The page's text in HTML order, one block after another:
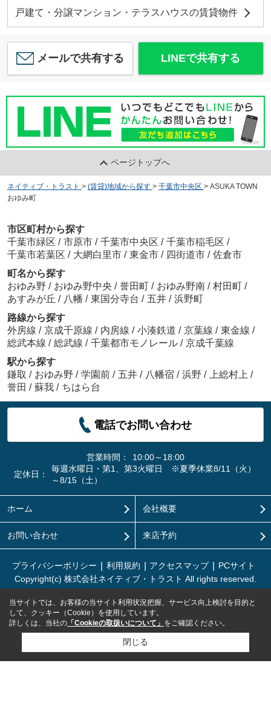
戸建て・分譲マンション・テラスハウスの賃貸物件
メールで共有する LINEで共有する
ページトップへ
ネイティブ・トラスト > (賃貸)地域から探す > 千葉市中央区 > ASUKA TOWN
おゆみ町
市区町村から探す
千葉市緑区 / 市原市 / 千葉市中央区 / 千葉市稲毛区 /
千葉市若葉区 / 大網白里市 / 東金市 / 四街道市 / 佐倉市
町名から探す
おゆみ野 / おゆみ野中央 / 誉田町 / おゆみ野南 / 村田町 /
あすみが丘 / 八幡 / 東国分寺台 / 五井 / 浜野町
路線から探す
外房線 / 京成千原線 / 内房線 / 小湊鉄道 / 京葉線 / 東金線 /
総武本線 / 総武線 / 千葉都市モノレール / 京成千葉線
駅から探す
鎌取 / おゆみ野 / 学園前 / 五井 / 八幡宿 / 浜野 / 上総村上 /
誉田 / 蘇我 / ちはら台
電話でお問い合わせ
営業時間：
10:00～18:00
定休日：
毎週水曜日・第1、第3火曜日 ※夏季休業8/11（火）
～8/15（土）
ホーム 会社概要
お問い合わせ 来店予約
プライバシーポリシー 利用規約 アクセスマップ
PCサイト
Copyright(c) 株式会社ネイティブ・トラスト All rights reserved.
当サイトでは、お客様の当サイト利用状況把握、サービス向上検討を目的と
して、クッキー（Cookie）を使用しています。
詳しくは、当社の 「Cookieの取扱いについて」 をご確認ください。
閉じる